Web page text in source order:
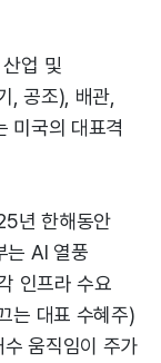
업 및
, 공조), 배관,
미국의 대표격
년 한해동안
는 AI 열풍
인프라 수요
는 대표 수혜주)
움직임이 주가